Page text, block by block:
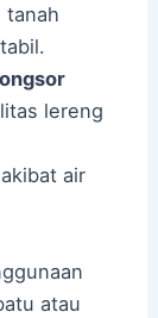
tanah
lereng
air
atau